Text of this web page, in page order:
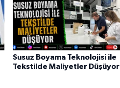
Susuz Boyama Teknolojisi ile
Tekstilde Maliyetler Düşüyor